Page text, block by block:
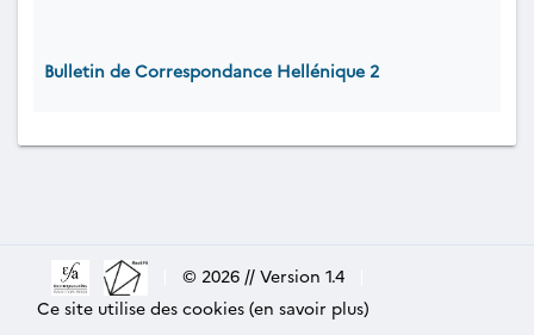
Bulletin de Correspondance Hellénique 2
© 2026 // Version 1.4
Ce site utilise des cookies (en savoir plus)